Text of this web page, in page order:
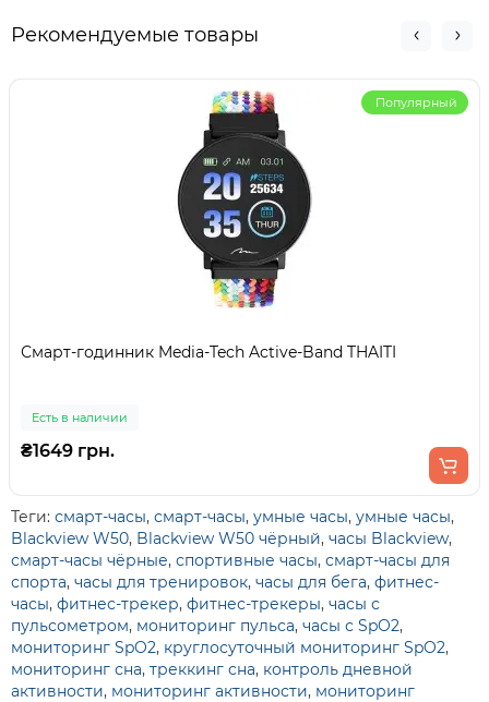
Рекомендуемые товары
Популярный
Смарт-годинник Media-Tech Active-Band THAITI
Есть в наличии
₴1649 грн.
Теги: смарт-часы, смарт-часы, умные часы, умные часы,
Blackview W50, Blackview W50 чёрный, часы Blackview,
смарт-часы чёрные, спортивные часы, смарт-часы для
спорта, часы для тренировок, часы для бега, фитнес-
часы, фитнес-трекер, фитнес-трекеры, часы с
пульсометром, мониторинг пульса, часы с SpO2,
мониторинг SpO2, круглосуточный мониторинг SpO2,
мониторинг сна, треккинг сна, контроль дневной
активности, мониторинг активности, мониторинг